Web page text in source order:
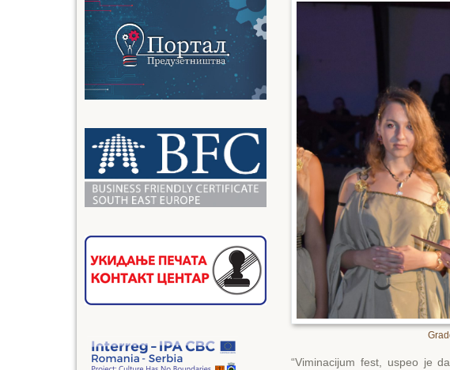
“Viminacijum fest, uspeo je